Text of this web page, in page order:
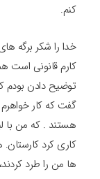
کنم.
خدا را شکر برگه
کارم قانونی است
توضیح دادن بودم
گفت که کار
هستند . که من با
کاری کرد
ها من را طرد